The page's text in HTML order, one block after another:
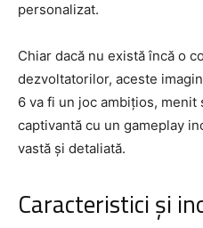
personalizat.
Chiar dacă nu există încă o
dezvoltatorilor, aceste
6 va fi un joc ambițios, menit
captivantă cu un gameplay
vastă și detaliată.
Caracteristici și